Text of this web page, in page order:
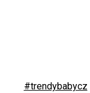
#trendybabycz